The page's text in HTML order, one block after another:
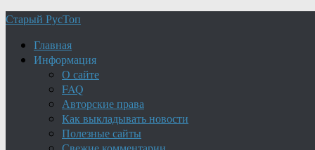
Старый РусТоп
Главная
Информация
О сайте
FAQ
Авторские права
Как выкладывать новости
Полезные сайты